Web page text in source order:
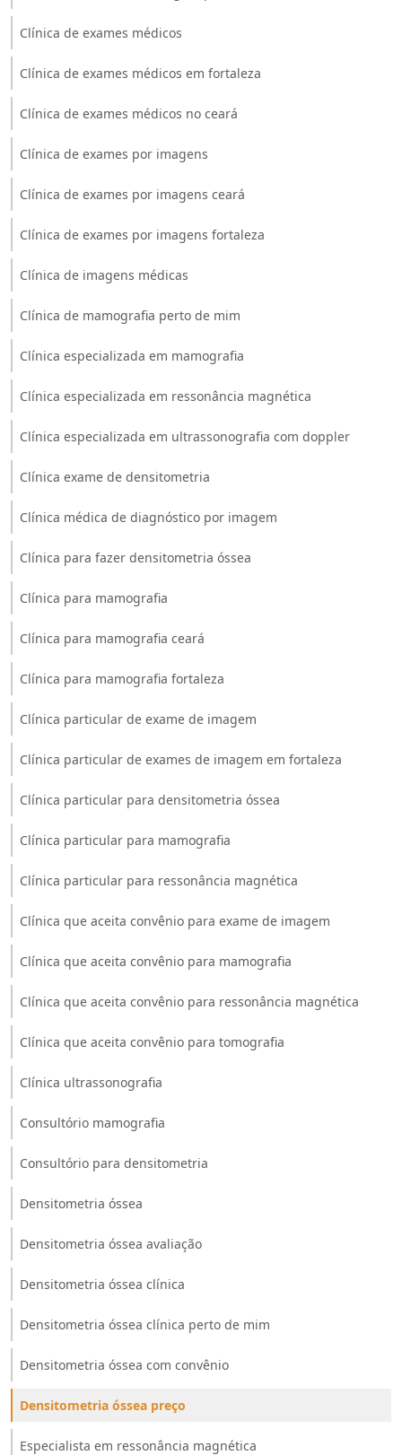
Clínica de exames médicos
Clínica de exames médicos em fortaleza
Clínica de exames médicos no ceará
Clínica de exames por imagens
Clínica de exames por imagens ceará
Clínica de exames por imagens fortaleza
Clínica de imagens médicas
Clínica de mamografia perto de mim
Clínica especializada em mamografia
Clínica especializada em ressonância magnética
Clínica especializada em ultrassonografia com doppler
Clínica exame de densitometria
Clínica médica de diagnóstico por imagem
Clínica para fazer densitometria óssea
Clínica para mamografia
Clínica para mamografia ceará
Clínica para mamografia fortaleza
Clínica particular de exame de imagem
Clínica particular de exames de imagem em fortaleza
Clínica particular para densitometria óssea
Clínica particular para mamografia
Clínica particular para ressonância magnética
Clínica que aceita convênio para exame de imagem
Clínica que aceita convênio para mamografia
Clínica que aceita convênio para ressonância magnética
Clínica que aceita convênio para tomografia
Clínica ultrassonografia
Consultório mamografia
Consultório para densitometria
Densitometria óssea
Densitometria óssea avaliação
Densitometria óssea clínica
Densitometria óssea clínica perto de mim
Densitometria óssea com convênio
Densitometria óssea preço
Especialista em ressonância magnética